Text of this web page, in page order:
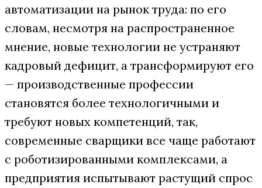
автоматизации на рынок труда: по его
словам, несмотря на распространенное
мнение, новые технологии не устраняют
кадровый дефицит, а трансформируют его
— производственные профессии
становятся более технологичными и
требуют новых компетенций, так,
современные сварщики все чаще работают
с роботизированными комплексами, а
предприятия испытывают растущий спрос